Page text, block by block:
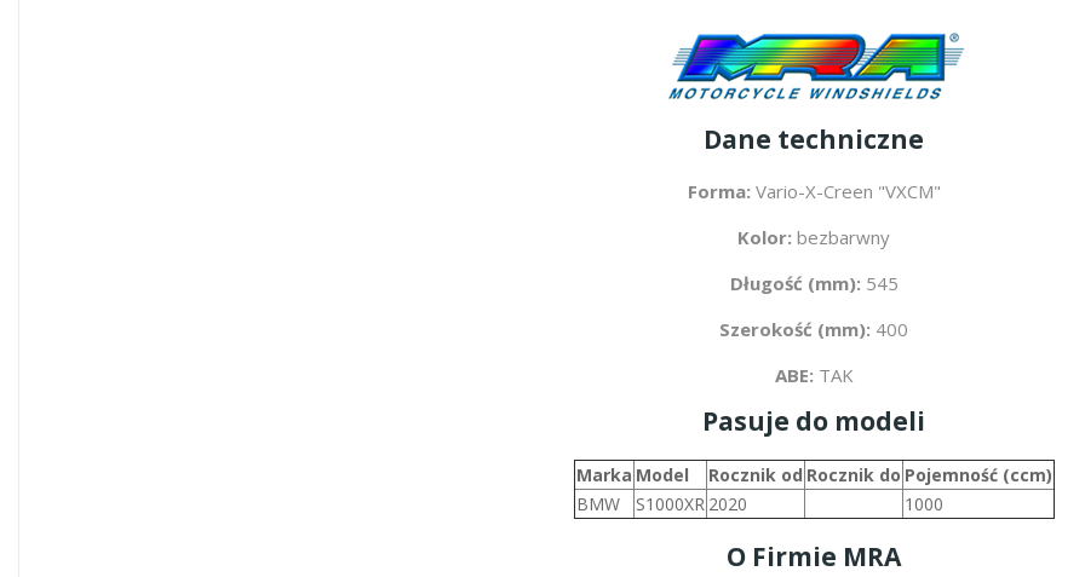
Dane techniczne
Forma: Vario-X-Creen "VXCM"
Kolor: bezbarwny
Długość (mm): 545
Szerokość (mm): 400
ABE: TAK
Pasuje do modeli
Marka Model Rocznik od Rocznik do Pojemność (ccm)
BMW
S1000XR 2020 1000
O Firmie MRA